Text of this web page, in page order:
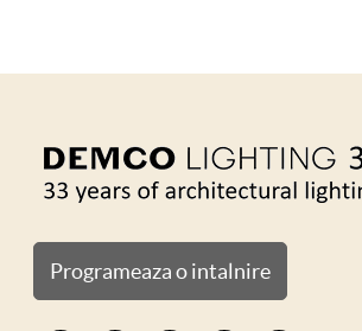
Programeaza o intalnire